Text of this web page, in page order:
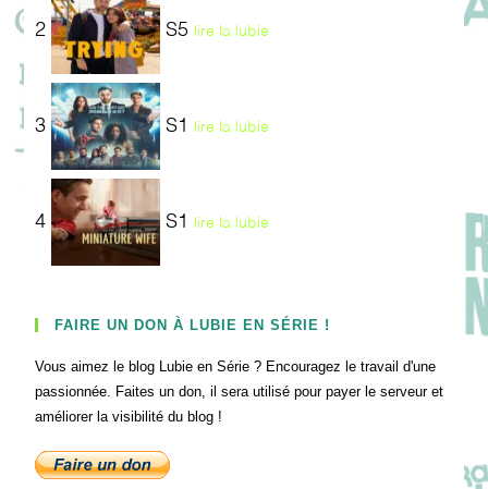
2 S5 lire la lubie
3 S1 lire la lubie
4 S1 lire la lubie
FAIRE UN DON À LUBIE EN SÉRIE !
Vous aimez le blog Lubie en Série ? Encouragez le travail d'une
passionnée. Faites un don, il sera utilisé pour payer le serveur et
améliorer la visibilité du blog !